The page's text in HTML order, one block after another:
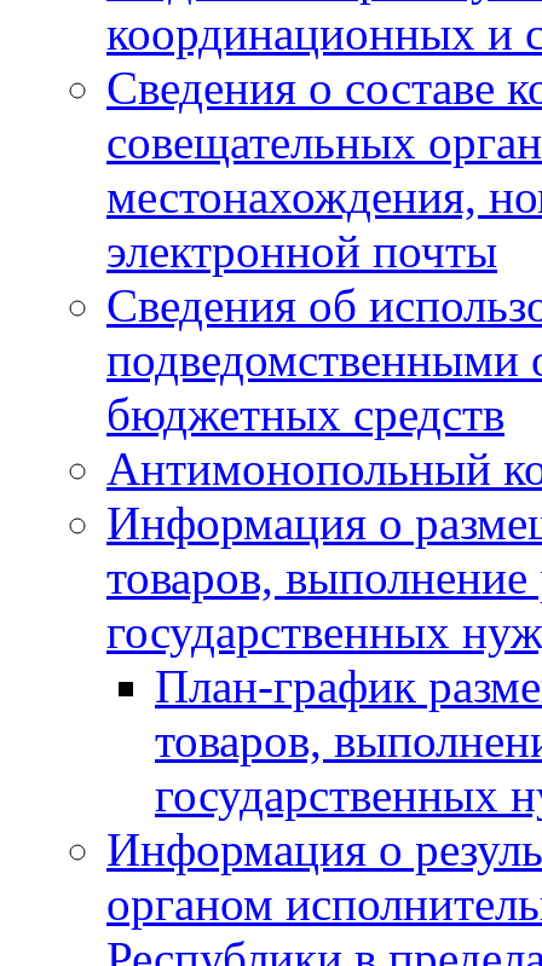
координационных и
Сведения о составе
совещательных
местонахождения,
электронной почты
Сведения об
подведомственными
бюджетных средств
Антимонопольный
Информация о
товаров, выполнение
государственных
План-график
товаров,
государственных
Информация о
органом